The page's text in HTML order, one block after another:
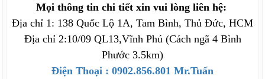
Mọi thông tin chi tiết xin vui lòng liên hệ:
Địa chỉ 1: 138 Quốc Lộ 1A, Tam Bình, Thủ Đức, HCM
Địa chỉ 2:10/09 QL13,Vĩnh Phú (Cách ngã 4 Bình
Phước 3.5km)
Điện Thoại : 0902.856.801 Mr.Tuấn